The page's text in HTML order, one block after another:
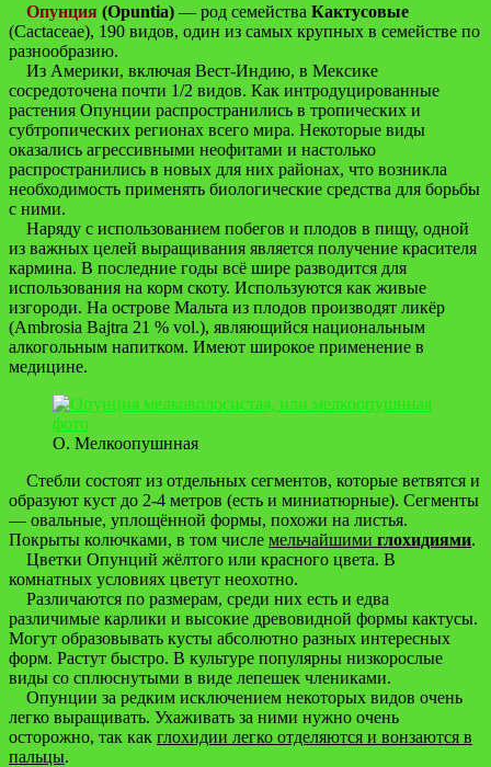
Опунция (Opuntia) — род семейства Кактусовые
(Cactaceae), 190 видов, один из самых крупных в семействе по
разнообразию.
Из Америки, включая Вест-Индию, в Мексике
сосредоточена почти 1/2 видов. Как интродуцированные
растения Опунции распространились в тропических и
субтропических регионах всего мира. Некоторые виды
оказались агрессивными неофитами и настолько
распространились в новых для них районах, что возникла
необходимость применять биологические средства для борьбы
с ними.
Наряду с использованием побегов и плодов в пищу, одной
из важных целей выращивания является получение красителя
кармина. В последние годы всё шире разводится для
использования на корм скоту. Используются как живые
изгороди. На острове Мальта из плодов производят ликёр
(Ambrosia Bajtra 21 % vol.), являющийся национальным
алкогольным напитком. Имеют широкое применение в
медицине.
О. Мелкоопушнная
Стебли состоят из отдельных сегментов, которые ветвятся и
образуют куст до 2-4 метров (есть и миниатюрные). Сегменты
— овальные, уплощённой формы, похожи на листья.
Покрыты колючками, в том числе мельчайшими глохидиями.
Цветки Опунций жёлтого или красного цвета. В
комнатных условиях цветут неохотно.
Различаются по размерам, среди них есть и едва
различимые карлики и высокие древовидной формы кактусы.
Могут образовывать кусты абсолютно разных интересных
форм. Растут быстро. В культуре популярны низкорослые
виды со сплюснутыми в виде лепешек члениками.
Опунции за редким исключением некоторых видов очень
легко выращивать. Ухаживать за ними нужно очень
осторожно, так как глохидии легко отделяются и вонзаются в
пальцы.